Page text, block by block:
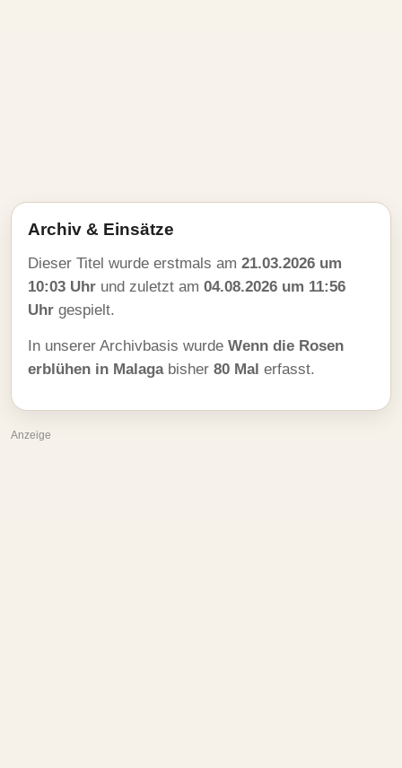
Archiv & Einsätze
Dieser Titel wurde erstmals am 21.03.2026 um
10:03 Uhr und zuletzt am 04.08.2026 um 11:56
Uhr gespielt.
In unserer Archivbasis wurde Wenn die Rosen
erblühen in Malagabisher 80 Mal erfasst.
Anzeige